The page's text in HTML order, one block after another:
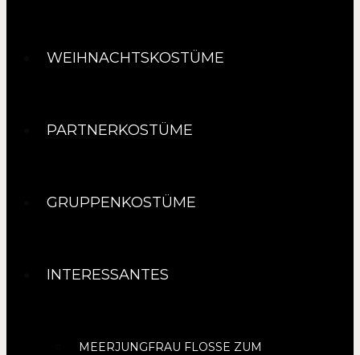
WEIHNACHTSKOSTÜME
PARTNERKOSTÜME
GRUPPENKOSTÜME
INTERESSANTES
MEERJUNGFRAU FLOSSE ZUM